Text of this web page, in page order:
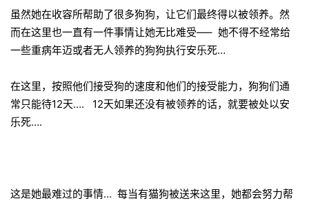
虽然她在收容所帮助了很多狗狗，让它们最终得以被领养。然
而在这里也一直有一件事情让她无比难受—– 她不得不经常给
一些重病年迈或者无人领养的狗狗执行安乐死…
在这里，按照他们接受狗的速度和他们的接受能力，狗狗们通
常只能待12天…. 12天如果还没有被领养的话，就要被处以安
乐死….
这是她最难过的事情… 每当有猫狗被送来这里，她都会努力帮